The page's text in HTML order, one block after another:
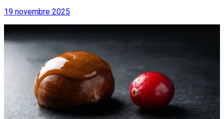
19 novembre 2025